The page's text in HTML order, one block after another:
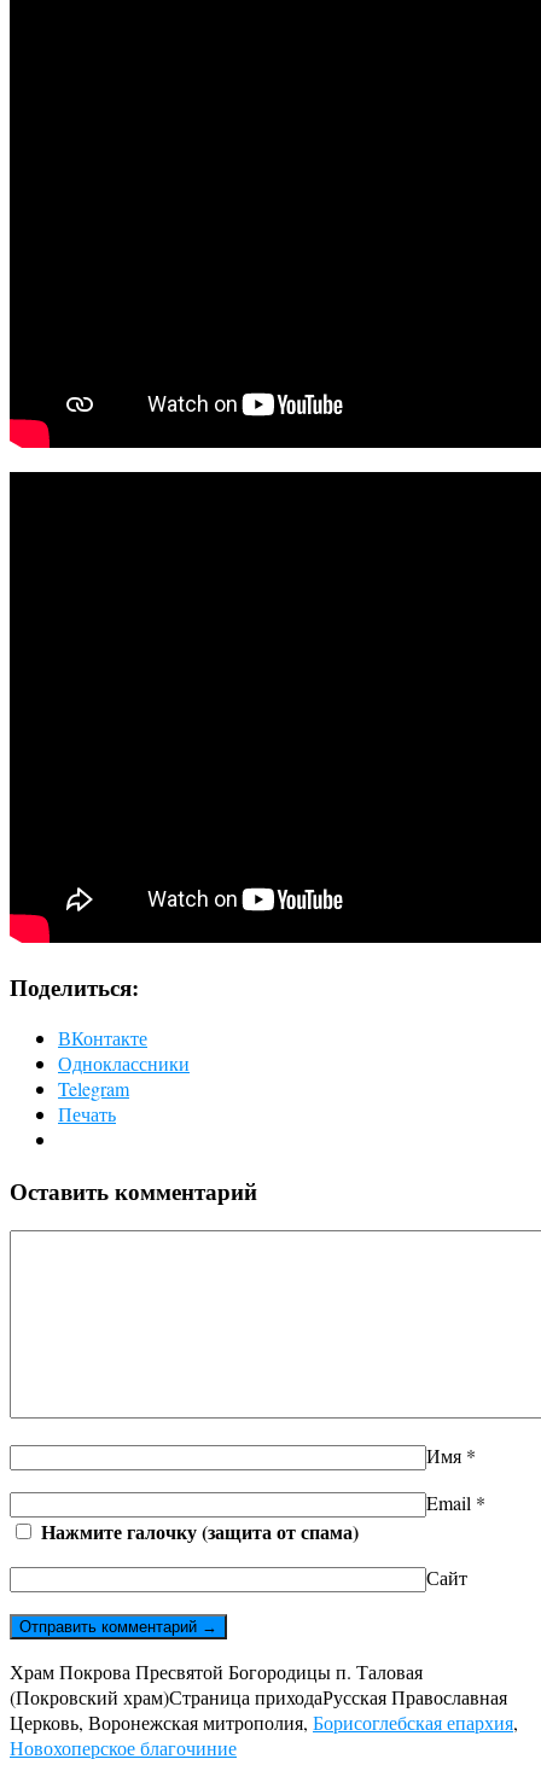
Поделиться:
ВКонтакте
Одноклассники
Telegram
Печать
Оставить комментарий
Имя *
Email *
Нажмите галочку (защита от спама)
Сайт
Храм Покрова Пресвятой Богородицы п. Таловая
(Покровский храм)Страница приходаРусская Православная
Церковь, Воронежская митрополия, Борисоглебская епархия,
Новохоперское благочиние